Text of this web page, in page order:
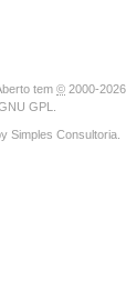
tem © 2000-
GPL
Simples Consultoria